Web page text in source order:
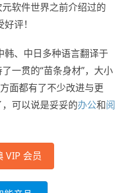
软件世界之前介绍过的
评！
韩、中日多种语言翻译于
一贯的“苗条身材”，大小
面都有了不少改进与更
可以说是妥妥的办公和阅
VIP 会员